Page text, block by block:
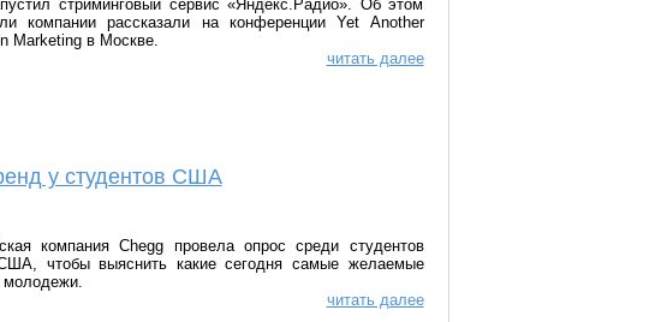
стриминговый сервис «Яндекс.Радио». Об этом
компании рассказали на конференции Yet Another
Marketing в Москве.
читать далее
у студентов США
компания Chegg провела опрос среди студентов
чтобы выяснить какие сегодня самые желаемые
молодежи.
читать далее